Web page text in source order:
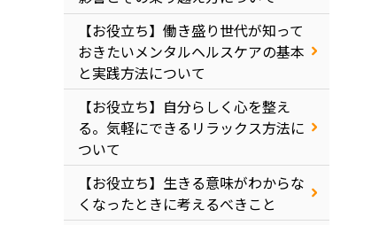
【お役立ち】働き盛り世代が知って
おきたいメンタルヘルスケアの基本
と実践方法について
【お役立ち】自分らしく心を整え
る。気軽にできるリラックス方法に
ついて
【お役立ち】生きる意味がわからな
くなったときに考えるべきこと